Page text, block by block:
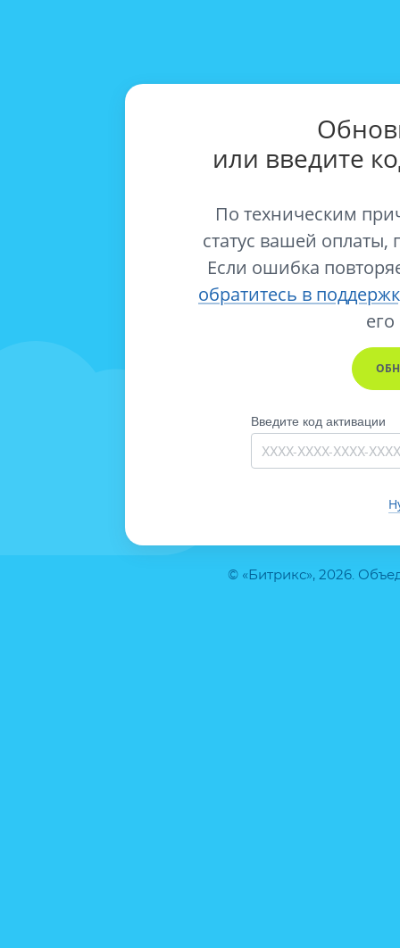
© «Битрикс», 2026.
или введите
По техническим
статус вашей оплаты,
Если ошибка
обратитесь в
его
Введите код активации